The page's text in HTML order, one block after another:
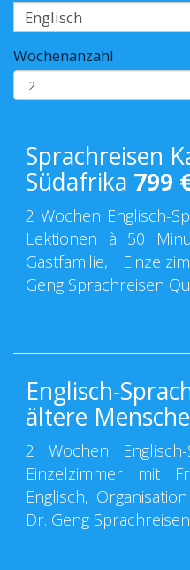
Wochenanzahl
Sprachreisen
Südafrika 799
2 Wochen Englisch-
Lektionen à 50
Gastfamilie,
Geng Sprachreisen
Englisch-
ältere
2 Wochen Englisch-
Einzelzimmer mit
Englisch,
Dr. Geng